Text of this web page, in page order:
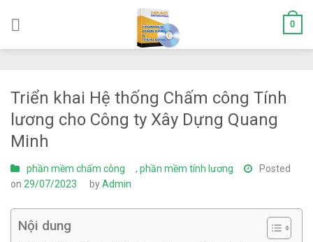
0
Triển khai Hệ thống Chấm công Tính
lương cho Công ty Xây Dựng Quang
Minh
phần mềm chấm công , phần mềm tính lương
Posted
on 29/07/2023 byAdmin
Nội dung